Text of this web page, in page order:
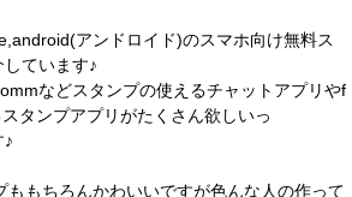
アンドロイド)のスマホ向け無料ス
ています♪
などスタンプの使えるチャットアプリやf
タンプアプリがたくさん欲しいっ
♪
ももちろんかわいいですが色んな人の作って